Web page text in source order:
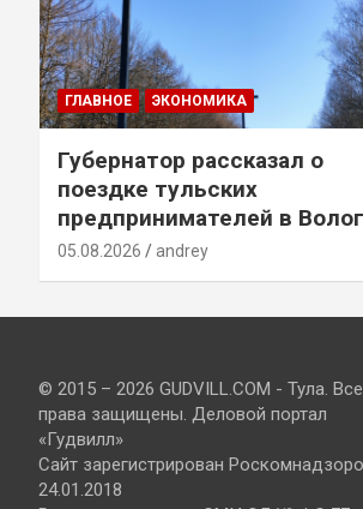
ГЛАВНОЕ ЭКОНОМИКА
Губернатор рассказал о
поездке тульских
предпринимателей в
05.08.2026 andrey
© 2015 – 2026 GUDVILL.COM - Тула. Все
права защищены. Деловой портал
«Гудвилл»
Сайт зарегистрирован
24.01.2018